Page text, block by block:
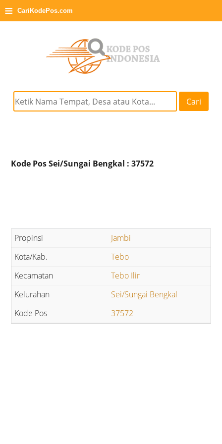
≡ CariKodePos.com
Cari
Kode Pos Sei/Sungai Bengkal : 37572
Jambi
Tebo
Tebo Ilir
Sei/Sungai Bengkal
37572